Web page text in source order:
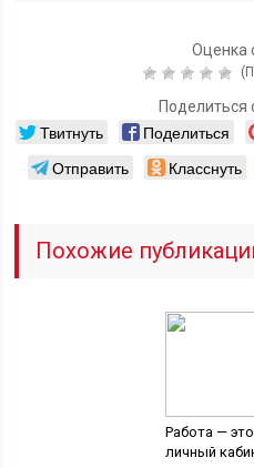
Оценка
Поделиться
Твитнуть Поделиться
Отправить
Класснуть
Похожие
Работа —
личный